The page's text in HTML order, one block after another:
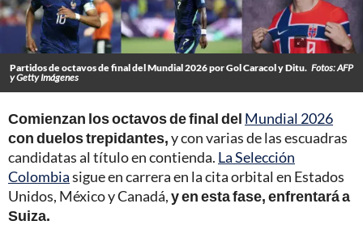
Partidos de octavos de final del Mundial 2026 por Gol Caracol y Ditu. Fotos: AFP
y Getty Imágenes
Comienzan los octavos de final del Mundial 2026
con duelos trepidantes,y con varias de las escuadras
candidatas al título en contienda. La Selección
Colombiasigue en carrera en la cita orbital en Estados
Unidos, México y Canadá,y en esta fase, enfrentará a
Suiza.